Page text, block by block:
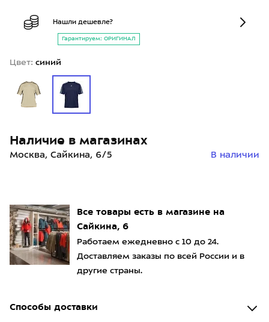
Все товары есть в магазине на
Сайкина, 6
Работаем ежедневно с 10 до 24.
Доставляем заказы по всей России и в
другие страны.
Способы доставки
Нашли дешевле?
Гарантируем: ОРИГИНАЛ
Цвет: синий
Наличие в магазинах
Москва, Сайкина, 6/5 В наличии